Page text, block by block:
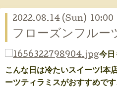
2022.08.14 (Sun) 10:00
フローズンフルー
今日
こんな日は冷たいスイーツ!本
ーツティラミスがおすすめです